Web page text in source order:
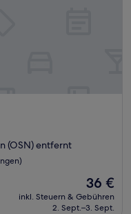
(OSN) entfernt
Der
Preis
beträgt
36 €
inkl. Steuern & Gebühren
2. Sept.–3. Sept.